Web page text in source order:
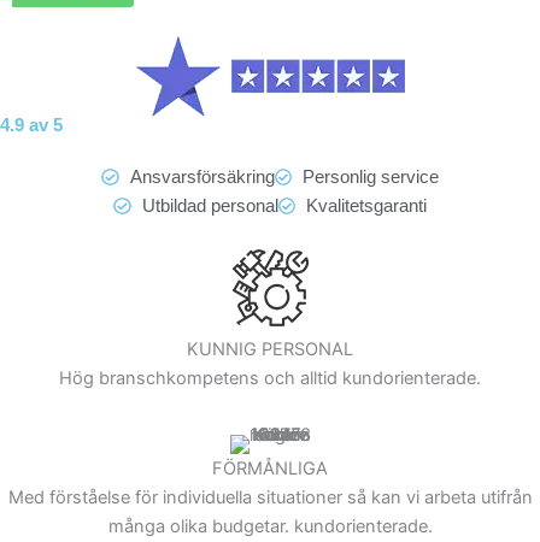
4.9 av 5
Ansvarsförsäkring
Personlig service
Utbildad personal
Kvalitetsgaranti
KUNNIG PERSONAL
Hög branschkompetens och alltid kundorienterade.
FÖRMÅNLIGA
Med förståelse för individuella situationer så kan vi arbeta utifrån
många olika budgetar. kundorienterade.